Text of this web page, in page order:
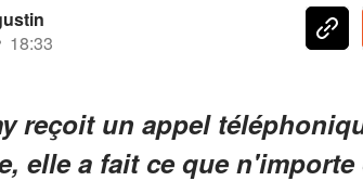
18:33
reçoit un appel
elle a fait ce que